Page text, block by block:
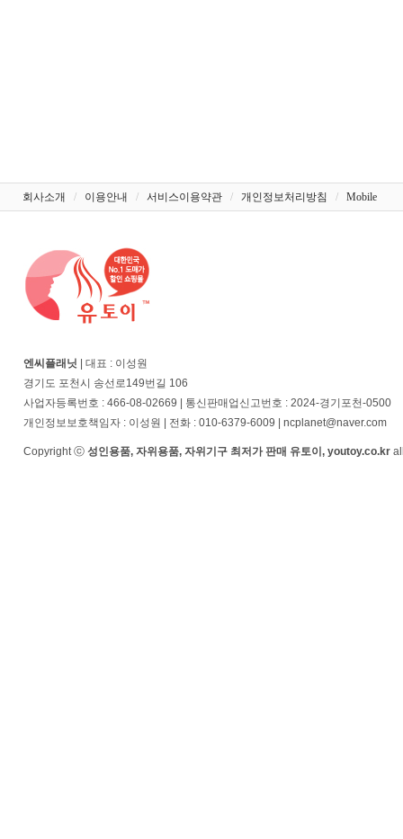
회사소개 / 이용안내 / 서비스이용약관 / 개인정보처리방침 / Mobile
엔씨플래닛 | 대표 : 이성원
경기도 포천시 송선로149번길 106
사업자등록번호 : 466-08-02669 | 통신판매업신고번호 : 2024-경기포천-0500
개인정보보호책임자 : 이성원 | 전화 : 010-6379-6009 | ncplanet@naver.com
Copyright ⓒ 성인용품, 자위용품, 자위기구 최저가 판매 유토이, youtoy.co.kr